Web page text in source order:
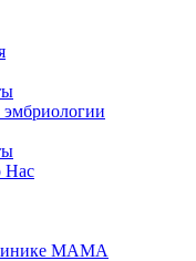
Нас
МАМА